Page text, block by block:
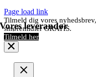
Vores leverandør
Page load link
Tilmeld dig vores
smøremidler GRATIS.
Tilmeld her